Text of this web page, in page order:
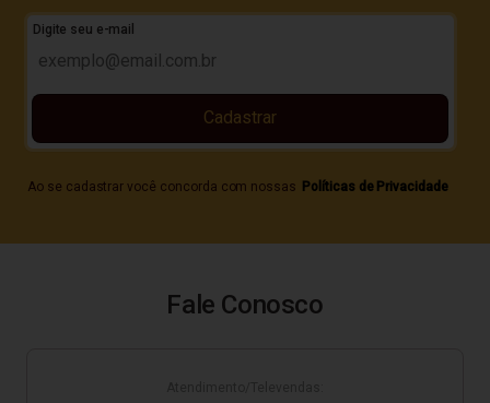
Digite seu e-mail
Ao se cadastrar você concorda com nossas Políticas de Privacidade
Cadastrar
Fale Conosco